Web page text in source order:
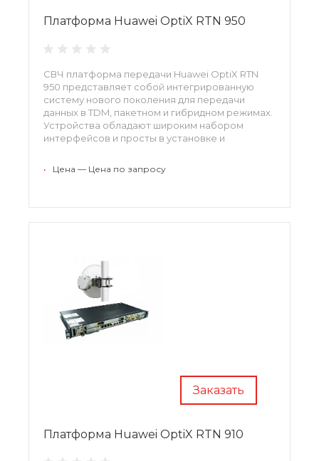
Платформа Huawei OptiX RTN 950
СВЧ платформа передачи Huawei OptiX RTN
950 представляет собой интегрированную
систему нового поколения для передачи
данных в TDM, пакетном и гибридном режимах.
Устройства обладают широким набором
интерфейсов и просты в установке и
традиционной TDM-сети и к будущей IP-сети.
• Цена — Цена по запросу
Заказать
Платформа Huawei OptiX RTN 910